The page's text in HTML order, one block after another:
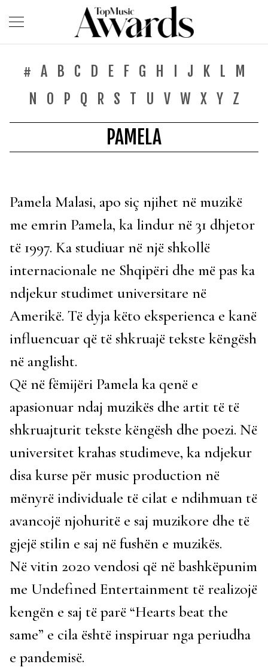
# A B C D E F G H J K L
M
N
O P Q R S T U V W X Y Z
PAMELA
Pamela Malasi, apo siç njihet në muzikë
me emrin Pamela, ka lindur në 31 dhjetor
të 1997. Ka studiuar në një shkollë
internacionale ne Shqipëri dhe më pas ka
ndjekur studimet universitare në
Amerikë. Të dyja këto eksperienca e kanë
influencuar që të shkruajë tekste këngësh
në anglisht.
Që në fëmijëri Pamela ka qenë e
apasionuar ndaj muzikës dhe artit të të
shkruajturit tekste këngësh dhe poezi. Në
universitet krahas studimeve, ka ndjekur
disa kurse për music production në
mënyrë individuale të cilat e ndihmuan të
avancojë njohuritë e saj muzikore dhe të
gjejë stilin e saj në fushën e muzikës.
Në vitin 2020 vendosi që në bashkëpunim
me Undefined Entertainment të realizojë
kengën e saj të parë “Hearts beat the
same” e cila është inspiruar nga periudha
e pandemisë.